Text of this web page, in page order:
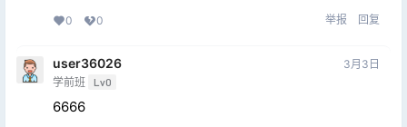
0 0 举报 回复
user36026
学前班 Lv0
3月3日
6666